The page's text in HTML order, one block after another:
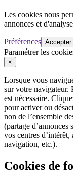
Les cookies nous
annonces et
Préférences Accepter
Paramétrer les
×
Lorsque vous
sur votre navigateur.
est nécessaire.
pour activer ou
non de l’ensemble
(partage d’annonces
vos centres
navigation, etc.).
Cookies de